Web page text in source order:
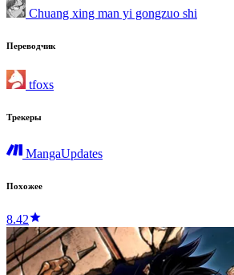
Chuang xing man yi gongzuo shi
Переводчик
tfoxs
Трекеры
MangaUpdates
Похожее
8.42